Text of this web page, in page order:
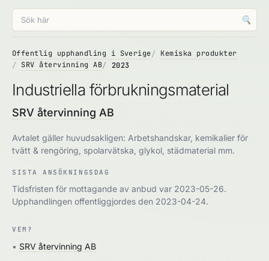
🔍
Offentlig upphandling i Sverige
Kemiska produkter
SRV återvinning AB
2023
Industriella förbrukningsmaterial
SRV återvinning AB
Avtalet gäller huvudsakligen: Arbetshandskar, kemikalier för
tvätt & rengöring, spolarvätska, glykol, städmaterial mm.
SISTA ANSÖKNINGSDAG
Tidsfristen för mottagande av anbud var 2023-05-26.
Upphandlingen offentliggjordes den 2023-04-24.
VEM?
• SRV återvinning AB